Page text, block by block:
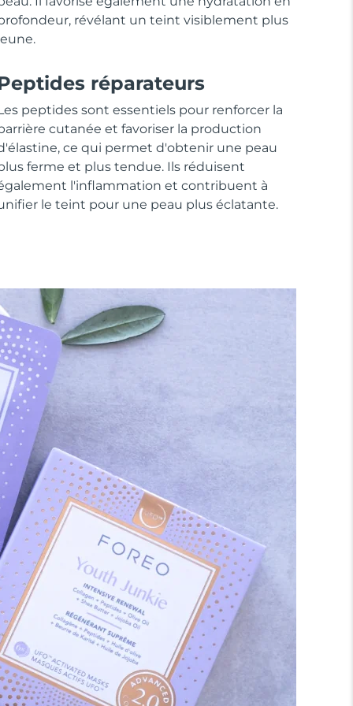
révélant un teint visiblement plus
réparateurs
peptides sont essentiels pour renforcer la
cutanée et favoriser la production
ce qui permet d'obtenir une peau
ferme et plus tendue. Ils réduisent
l'inflammation et contribuent à
le teint pour une peau plus éclatante.